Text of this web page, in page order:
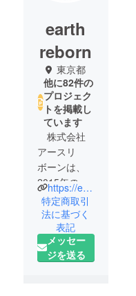
earth
reborn
東京都
他に82件の
プロジェク
トを掲載し
ています
株式会社
アースリ
ボーンは、
2015年の設
立以来、総
販売代理店
として、ス
マート
ウォッチ
https://earth-reborn.co.jp/
特定商取引
法に基づく
表記
メッセー
ジを送る